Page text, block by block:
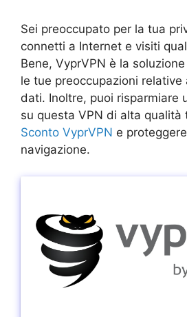
Sei preoccupato per la tua
connetti a Internet e visiti
Bene, VyprVPN è la
le tue preoccupazioni relative
dati. Inoltre, puoi risparmiare
su questa VPN di alta qualità
Sconto VyprVPN e
navigazione.